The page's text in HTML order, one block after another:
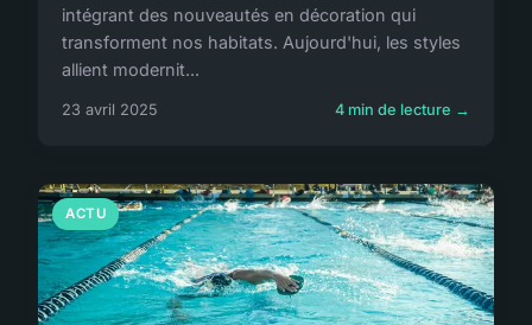
intégrant des nouveautés en décoration qui
transforment nos habitats. Aujourd'hui, les styles
allient modernit...
23 avril 2025 4 min de lecture →
ACTU